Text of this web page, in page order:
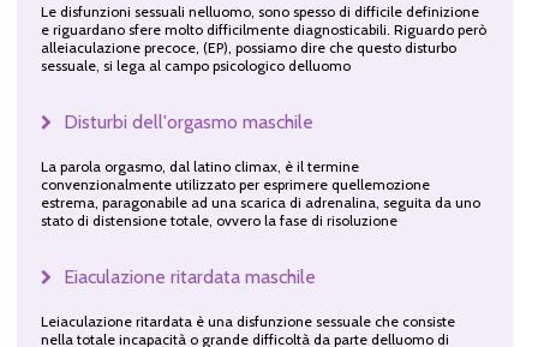
Le disfunzioni sessuali nelluomo, sono spesso di difficile definizione
e riguardano sfere molto difficilmente diagnosticabili. Riguardo però
alleiaculazione precoce, (EP), possiamo dire che questo disturbo
sessuale, si lega al campo psicologico delluomo
Disturbi dell'orgasmo maschile
La parola orgasmo, dal latino climax, è il termine
convenzionalmente utilizzato per esprimere quellemozione
estrema, paragonabile ad una scarica di adrenalina, seguita da uno
stato di distensione totale, ovvero la fase di risoluzione
Eiaculazione ritardata maschile
Leiaculazione ritardata è una disfunzione sessuale che consiste
nella totale incapacità o grande difficoltà da parte delluomo di